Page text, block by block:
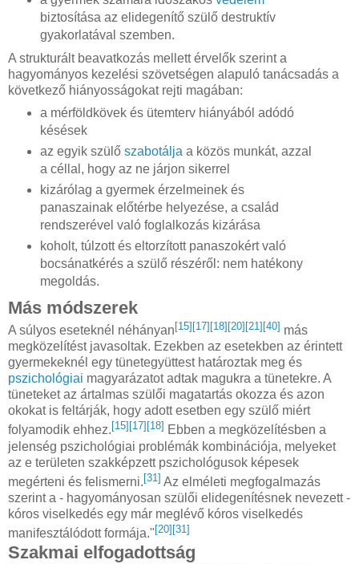
biztosítása az elidegenítő szülő destruktív
gyakorlatával szemben.
A strukturált beavatkozás mellett érvelők szerint a
hagyományos kezelési szövetségen alapuló tanácsadás a
következő hiányosságokat rejti magában:
a mérföldkövek és ütemterv hiányából adódó
késések
az egyik szülő szabotálja a közös munkát, azzal
a céllal, hogy az ne járjon sikerrel
kizárólag a gyermek érzelmeinek és
panaszainak előtérbe helyezése, a család
rendszerével való foglalkozás kizárása
koholt, túlzott és eltorzított panaszokért való
bocsánatkérés a szülő részéről: nem hatékony
megoldás.
Más módszerek
A súlyos eseteknél néhányan [15] [17] [18] [20] [21] [40] más
megközelítést javasoltak. Ezekben az esetekben az érintett
gyermekeknél egy tünetegyüttest határoztak meg és
pszichológiai magyarázatot adtak magukra a tünetekre. A
tüneteket az ártalmas szülői magatartás okozza és azon
okokat is feltárják, hogy adott esetben egy szülő miért
folyamodik ehhez. [15] [17] [18] Ebben a megközelítésben a
jelenség pszichológiai problémák kombinációja, melyeket
az e területen szakképzett pszichológusok képesek
megérteni és felismerni.[31] Az elméleti megfogalmazás
szerint a - hagyományosan szülői elidegenítésnek nevezett -
kóros viselkedés egy már meglévő kóros viselkedés
manifesztálódott formája." [20] [31]
Szakmai elfogadottság